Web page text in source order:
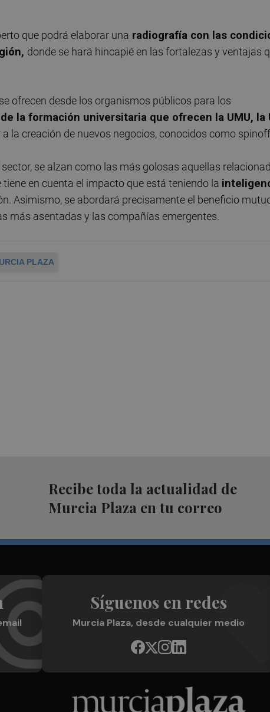
que podrá elaborar una radiografía con las
donde se hará hincapié en las fortalezas y ventajas
ofrecen desde los organismos públicos para los
la formación universitaria que ofrecen la UMU, la
la creación de nuevos negocios, conocidos como
se alzan como las más golosas aquellas
tiene en cuenta el impacto que está teniendo la
Asimismo, se abordará precisamente el beneficio
más asentadas y las compañías emergentes.
PLAZA
Recibe toda la actualidad de
Murcia Plaza en tu correo
Síguenos en redes
Murcia Plaza, desde cualquier medio